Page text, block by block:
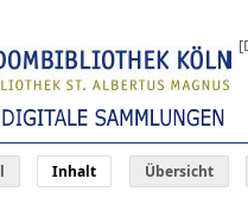
Inhalt Übersicht